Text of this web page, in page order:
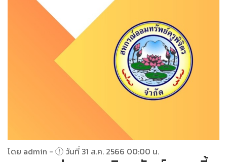
โดย admin - วันที่ 31 ส.ค. 2566 00:00 น.